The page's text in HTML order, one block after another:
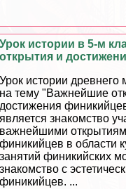
Урок истории в 5-м
открытия и
Урок истории древнего
на тему "Важнейшие
достижения
является знакомство
важнейшими
финикийцев в области
занятий финикийских
знакомство с
финикийцев. ...